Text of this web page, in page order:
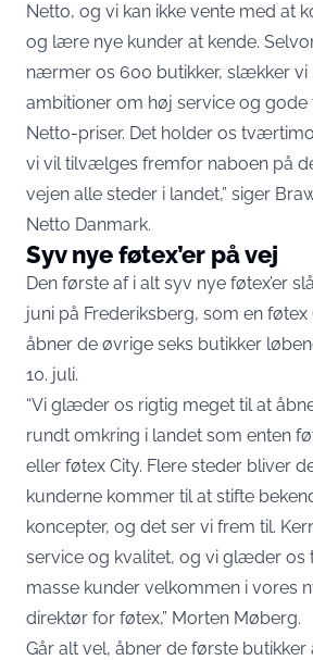
Netto, og vi kan ikke vente med at
og lære nye kunder at kende.
nærmer os 600 butikker, slækker vi
ambitioner om høj service og gode
Netto-priser. Det holder os
vi vil tilvælges fremfor naboen på
vejen alle steder i landet,” siger
Netto Danmark.
Syv nye føtex’er på vej
Den første af i alt syv nye føtex’er
juni på Frederiksberg, som en føtex
åbner de øvrige seks butikker
10. juli.
“Vi glæder os rigtig meget til at
rundt omkring i landet som enten
eller føtex City. Flere steder bliver
kunderne kommer til at stifte
koncepter, og det ser vi frem til.
service og kvalitet, og vi glæder os
masse kunder velkommen i vores
direktør for føtex,” Morten Møberg.
Går alt vel, åbner de første